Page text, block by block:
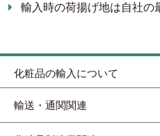
化粧品の輸入について
輸送・通関関連
輸入時の荷揚げ地は自社の